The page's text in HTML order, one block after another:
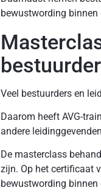
bewustwording
Veel bestuurders en
Daarom heeft AVG-
andere
De masterclass
zijn. Op het certificaat
bewustwording